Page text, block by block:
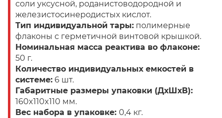
соли уксусной, роданистоводородной и
железистосинеродистых кислот.
Тип индивидуальной тары: полимерные
флаконы с герметичной винтовой крышкой.
Номинальная масса реактива во флаконе:
50 г.
Количество индивидуальных емкостей в
системе: 6 шт.
Габаритные размеры упаковки (ДхШхВ):
160x110x110 мм.
Вес набора в упаковке: 0,4 кг.